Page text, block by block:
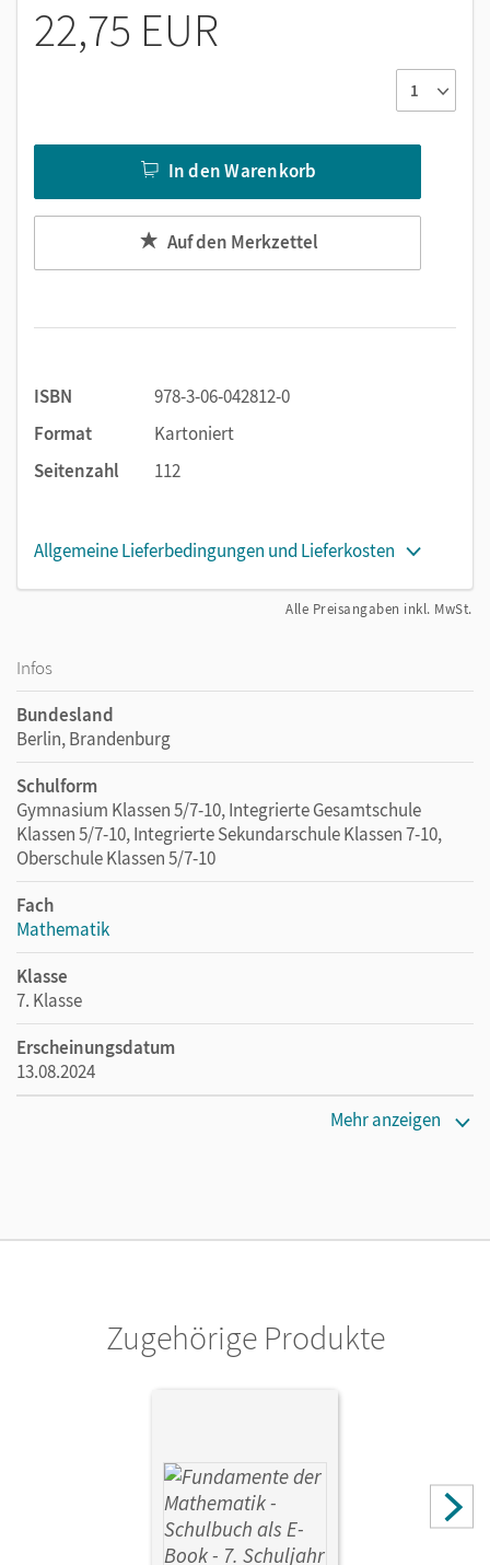
22,75 EUR
In den Warenkorb
Auf den Merkzettel
ISBN
978-3-06-042812-0
Format
Kartoniert
Seitenzahl
112
Allgemeine Lieferbedingungen und Lieferkosten
Alle Preisangaben inkl. MwSt.
Infos
Bundesland
Berlin, Brandenburg
Schulform
Gymnasium Klassen 5/7-10, Integrierte Gesamtschule
Klassen 5/7-10, Integrierte Sekundarschule Klassen 7-10,
Oberschule Klassen 5/7-10
Fach
Mathematik
Klasse
7. Klasse
Erscheinungsdatum
13.08.2024
Mehr anzeigen
Zugehörige Produkte